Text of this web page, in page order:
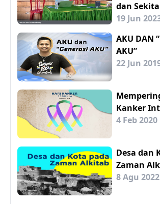
dan
19 Jun
AKU DAN
AKU”
22 Jun
Kanker
4 Feb 2020
Desa dan
Zaman
8 Agu 2022